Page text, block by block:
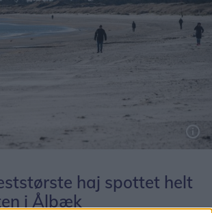
haj spottet helt
i Ålbæk